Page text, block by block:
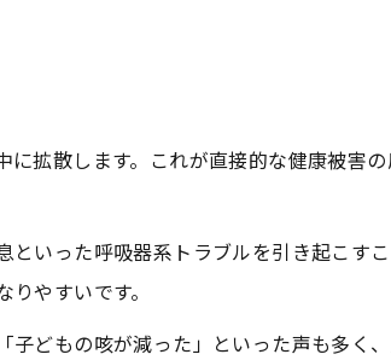
費を防ぐための見極め方
の異音原因と対策早見表
がする時のチェックポイント
侵入を防ぐクリーニング方法
拡散します。これが直接的な健康被害
いった呼吸器系トラブルを引き起こす
やすいです。
どもの咳が減った」といった声も多く